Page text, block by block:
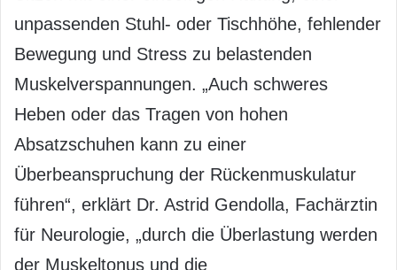
unpassenden Stuhl- oder Tischhöhe, fehlender
Bewegung und Stress zu belastenden
Muskelverspannungen. „Auch schweres
Heben oder das Tragen von hohen
Absatzschuhen kann zu einer
Überbeanspruchung der Rückenmuskulatur
führen“, erklärt Dr. Astrid Gendolla, Fachärztin
für Neurologie, „durch die Überlastung werden
der Muskeltonus und die